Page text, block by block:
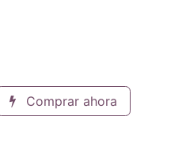
Comprar ahora